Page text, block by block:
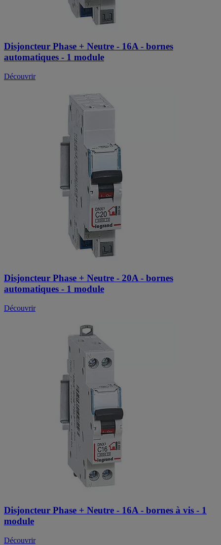
Disjoncteur Phase + Neutre - 16A - bornes
automatiques - 1 module
Découvrir
Disjoncteur Phase + Neutre - 20A - bornes
automatiques - 1 module
Découvrir
Disjoncteur Phase + Neutre - 16A - bornes à vis - 1
module
Découvrir